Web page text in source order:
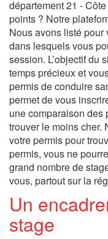
département 21 -
points ? Notre
Nous avons listé pour
dans lesquels vous
session. L’objectif du
temps précieux et
permis de conduire
permet de vous
une comparaison des
trouver le moins cher.
votre permis pour
permis, vous ne
grand nombre de
vous, partout sur la
Un
stage